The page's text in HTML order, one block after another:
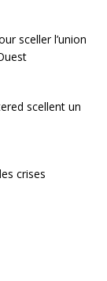
sceller l’union
scellent un
crises